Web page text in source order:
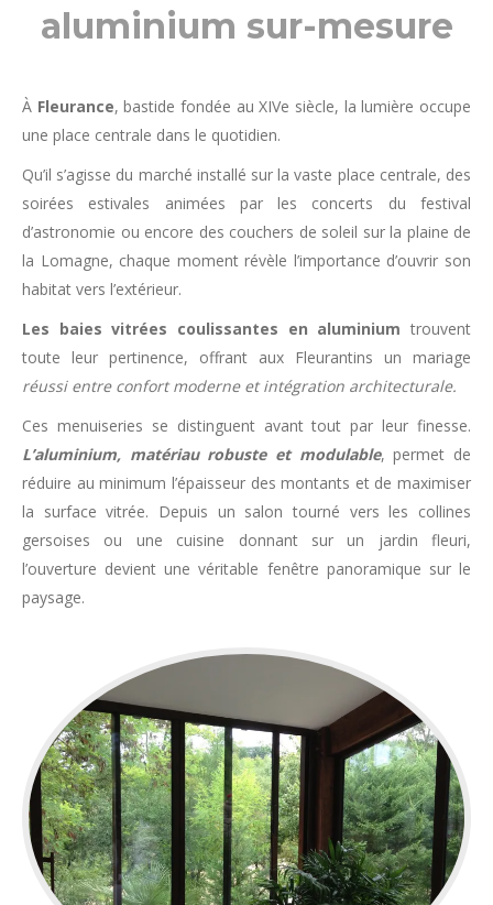
aluminium sur-mesure
À Fleurance, bastide fondée au XIVe siècle, la lumière occupe
une place centrale dans le quotidien.
Qu’il s’agisse du marché installé sur la vaste place centrale, des
soirées estivales animées par les concerts du festival
d’astronomie ou encore des couchers de soleil sur la plaine de
la Lomagne, chaque moment révèle l’importance d’ouvrir son
habitat vers l’extérieur.
Les baies vitrées coulissantes en aluminium trouvent
toute leur pertinence, offrant aux Fleurantins un mariage
réussi entre confort moderne et intégration architecturale.
Ces menuiseries se distinguent avant tout par leur finesse.
L’aluminium, matériau robuste et modulable, permet de
réduire au minimum l’épaisseur des montants et de maximiser
la surface vitrée. Depuis un salon tourné vers les collines
gersoises ou une cuisine donnant sur un jardin fleuri,
l’ouverture devient une véritable fenêtre panoramique sur le
paysage.